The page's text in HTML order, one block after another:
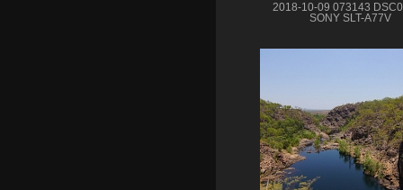
2018-10-09 073143
SONY SLT-A77V